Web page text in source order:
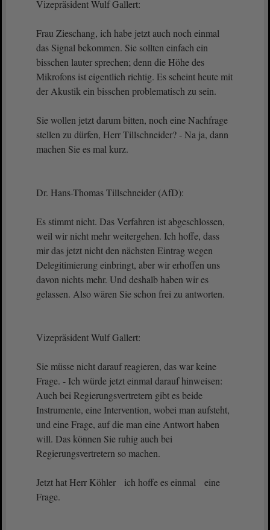
Vizepräsident Wulf Gallert:
Frau Zieschang, ich habe jetzt auch noch einmal
das Signal bekommen. Sie sollten einfach ein
bisschen lauter sprechen; denn die Höhe des
Mikrofons ist eigentlich richtig. Es scheint heute mit
der Akustik ein bisschen problematisch zu sein.
Sie wollen jetzt darum bitten, noch eine Nachfrage
stellen zu dürfen, Herr Tillschneider? - Na ja, dann
machen Sie es mal kurz.
Dr. Hans-Thomas Tillschneider (AfD):
Es stimmt nicht. Das Verfahren ist abgeschlossen,
weil wir nicht mehr weitergehen. Ich hoffe, dass
mir das jetzt nicht den nächsten Eintrag wegen
Delegitimierung einbringt, aber wir erhoffen uns
davon nichts mehr. Und deshalb haben wir es
gelassen. Also wären Sie schon frei zu antworten.
Vizepräsident Wulf Gallert:
Sie müsse nicht darauf reagieren, das war keine
Frage. - Ich würde jetzt einmal darauf hinweisen:
Auch bei Regierungsvertretern gibt es beide
Instrumente, eine Intervention, wobei man aufsteht,
und eine Frage, auf die man eine Antwort haben
will. Das können Sie ruhig auch bei
Regierungsvertretern so machen.
Jetzt hat Herr Köhler ich hoffe es einmal eine
Frage.